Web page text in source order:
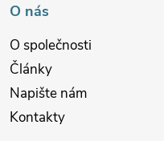
O nás
O společnosti
Články
Napište nám
Kontakty